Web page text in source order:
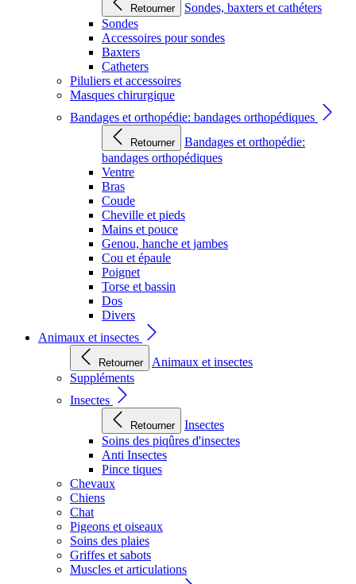
Retourner
Sondes, baxters et cathéters
Sondes
Accessoires pour sondes
Baxters
Catheters
Piluliers et accessoires
Masques chirurgique
Bandages et orthopédie: bandages orthopédiques
Retourner
Bandages et orthopédie:
bandages orthopédiques
Ventre
Bras
Coude
Cheville et pieds
Mains et pouce
Genou, hanche et jambes
Cou et épaule
Poignet
Torse et bassin
Dos
Divers
Animaux et insectes
Retourner
Animaux et insectes
Suppléments
Insectes
Retourner
Insectes
Soins des piqûres d'insectes
Anti Insectes
Pince tiques
Chevaux
Chiens
Chat
Pigeons et oiseaux
Soins des plaies
Griffes et sabots
Muscles et articulations